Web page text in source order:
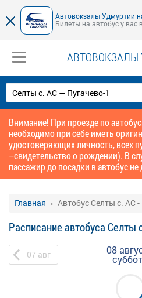
Автовокзалы Удмуртии
Билеты на автобус у вас
Внимание! При проезде по
необходимо при себе иметь
удостоверяющих личность, всех
–свидетельство о рождении). В
пассажир до посадки в автобус не
Главная Автобус Селты с. АС -
Расписание автобуса Селты
07 авг 08